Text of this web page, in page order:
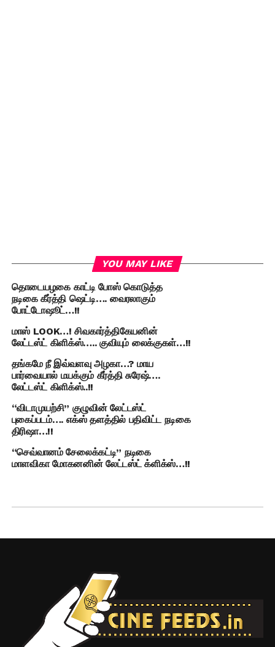
YOU MAY LIKE
தொடையழகை காட்டி போஸ் கொடுத்த
நடிகை கீர்த்தி ஷெட்டி…. வைரலாகும்
போட்டோஷூட்…!!
மாஸ் LOOK…! சிவகார்த்திகேயனின்
லேட்டஸ்ட் கிளிக்ஸ்….. குவியும் லைக்குகள்…!!
தங்கமே நீ இவ்வளவு அழகா…? மாய
பார்வையால் மயக்கும் கீர்த்தி சுரேஷ்….
லேட்டஸ்ட் கிளிக்ஸ்..!!
“விடாமுயற்சி” குழுவின் லேட்டஸ்ட்
புகைப்படம்…. எக்ஸ் தளத்தில் பதிவிட்ட நடிகை
திரிஷா…!!
“செவ்வானம் சேலைக்கட்டி” நடிகை
மாளவிகா மோகனனின் லேட்டஸ்ட் க்ளிக்ஸ்…!!